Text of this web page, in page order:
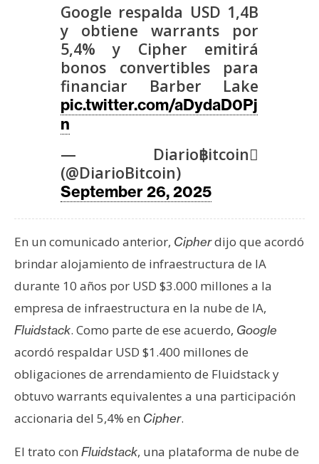
T
m
r
s
s
o
n
t
a
t
o
Google respalda USD 1,4B
y obtiene warrants por
5,4% y Cipher emitirá
bonos convertibles para
financiar Barber Lake
pic.twitter.com/aDydaD0Pj
n
— Diario฿itcoin
(@DiarioBitcoin)
September 26, 2025
En un comunicado anterior, Cipherdijo que acordó
brindar alojamiento de infraestructura de IA
durante 10 años por USD $3.000 millones a la
empresa de infraestructura en la nube de IA,
Fluidstack. Como parte de ese acuerdo, Google
acordó respaldar USD $1.400 millones de
obligaciones de arrendamiento de Fluidstack y
obtuvo warrants equivalentes a una participación
accionaria del 5,4% en Cipher.
El trato con Fluidstack, una plataforma de nube de